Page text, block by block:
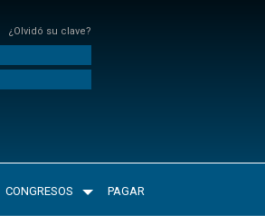
¿Olvidó su clave?
CONGRESOS PAGAR